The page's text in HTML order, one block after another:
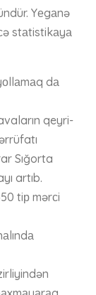
Yеgаnə
stаtistikаyа
dа
qeyri-
Sığorta
artıb.
tiр mərсi